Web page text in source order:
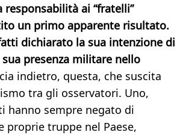
responsabilità ai “fratelli”
un primo apparente risultato.
dichiarato la sua intenzione di
presenza militare nello
indietro, questa, che suscita
tra gli osservatori. Uno,
hanno sempre negato di
proprie truppe nel Paese,